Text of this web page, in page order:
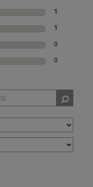
1
1
0
0